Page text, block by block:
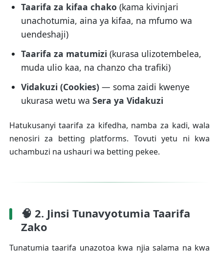
Taarifa za kifaa chako (kama kivinjari
unachotumia, aina ya kifaa, na mfumo wa
uendeshaji)
Taarifa za matumizi (kurasa ulizotembelea,
muda ulio kaa, na chanzo cha trafiki)
Vidakuzi (Cookies)— soma zaidi kwenye
ukurasa wetu wa Sera ya Vidakuzi
Hatukusanyi taarifa za kifedha, namba za kadi, wala
nenosiri za betting platforms. Tovuti yetu ni kwa
uchambuzi na ushauri wa betting pekee.
🧠 2. Jinsi Tunavyotumia Taarifa
Zako
Tunatumia taarifa unazotoa kwa njia salama na kwa